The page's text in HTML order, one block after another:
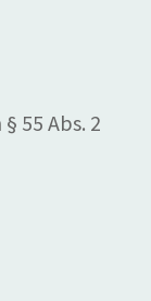
55 Abs. 2